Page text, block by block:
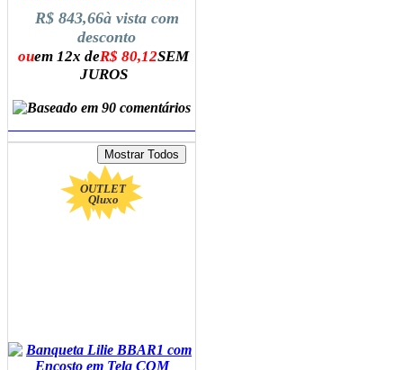
R$ 843,66à vista com
desconto
ouem 12x deR$ 80,12SEM
JUROS
OUTLET
Qluxo